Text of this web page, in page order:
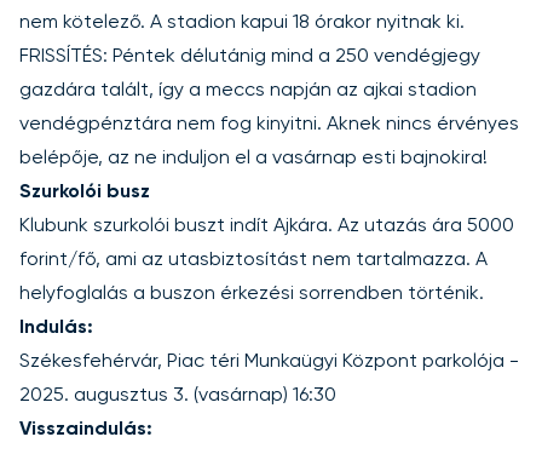
nem kötelező. A stadion kapui 18 órakor nyitnak ki.
FRISSÍTÉS: Péntek délutánig mind a 250 vendégjegy
gazdára talált, így a meccs napján az ajkai stadion
vendégpénztára nem fog kinyitni. Aknek nincs érvényes
belépője, az ne induljon el a vasárnap esti bajnokira!
Szurkolói busz
Klubunk szurkolói buszt indít Ajkára. Az utazás ára 5000
forint/fő, ami az utasbiztosítást nem tartalmazza. A
helyfoglalás a buszon érkezési sorrendben történik.
Indulás:
Székesfehérvár, Piac téri Munkaügyi Központ parkolója -
2025. augusztus 3. (vasárnap) 16:30
Visszaindulás: